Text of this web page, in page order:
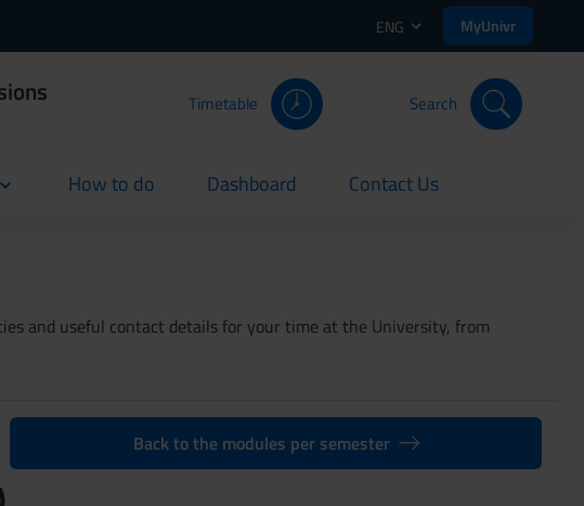
ENG MyUnivr
Timetable Search
How to do
current Dashboard
current Contact Us
current
and useful contact details for your time at the University, from
Back to the modules per semester